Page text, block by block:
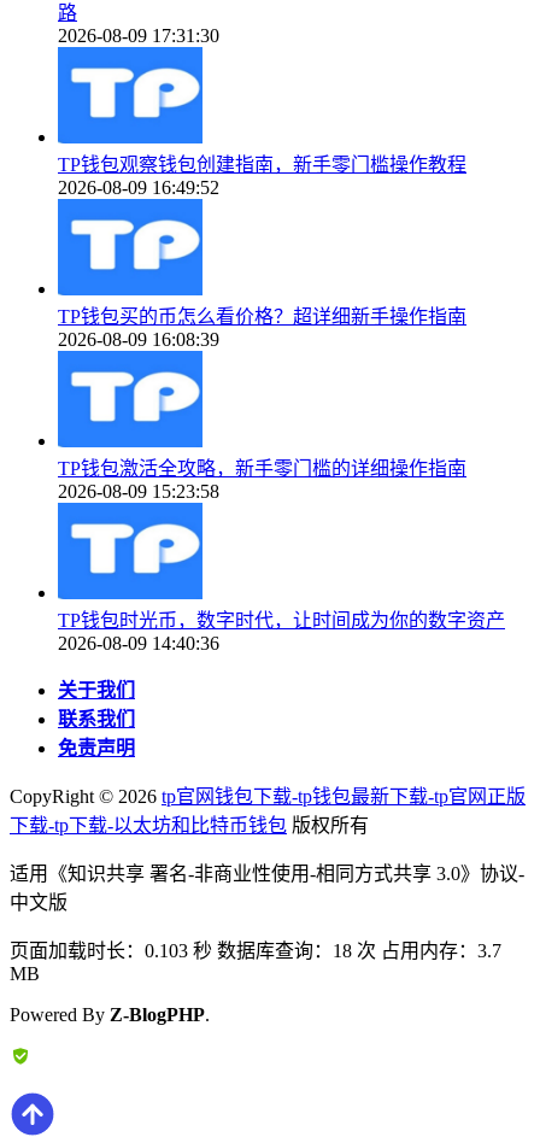
路
2026-08-09 17:31:30
TP钱包观察钱包创建指南，新手零门槛操作教程
2026-08-09 16:49:52
TP钱包买的币怎么看价格？超详细新手操作指南
2026-08-09 16:08:39
TP钱包激活全攻略，新手零门槛的详细操作指南
2026-08-09 15:23:58
TP钱包时光币，数字时代，让时间成为你的数字资产
2026-08-09 14:40:36
关于我们
联系我们
免责声明
CopyRight © 2026 tp官网钱包下载-tp钱包最新下载-tp官网正版
下载-tp下载-以太坊和比特币钱包 版权所有
适用《知识共享 署名-非商业性使用-相同方式共享 3.0》协议-
中文版
页面加载时长：0.103 秒 数据库查询：18 次 占用内存：3.7
MB
Powered By Z-BlogPHP.